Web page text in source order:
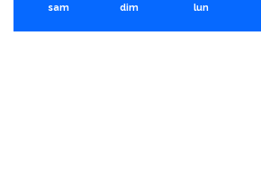
sam dim lun